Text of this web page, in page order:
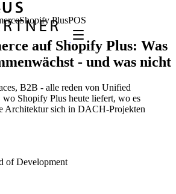
Shopify PlusPOS
auf Shopify Plus: Was
- und was nicht
B2B - alle reden von Unified
Shopify Plus heute liefert, wo es
Architektur sich in DACH-Projekten
of Development